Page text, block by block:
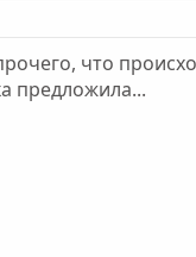
что
предложила...